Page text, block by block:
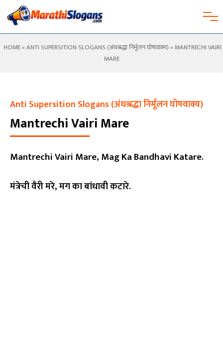
HOME»ANTI SUPERSITION SLOGANS (अंधश्रद्धा निर्मूलन घोषवाक्य)» MANTRECHI VAIRI
MARE
Anti Supersition Slogans (अंधश्रद्धा निर्मूलन घोषवाक्य)
Mantrechi Vairi Mare
Mantrechi Vairi Mare, Mag Ka Bandhavi Katare.
मंत्रेची वैरी मरे, मग का बांधावी कटारे.